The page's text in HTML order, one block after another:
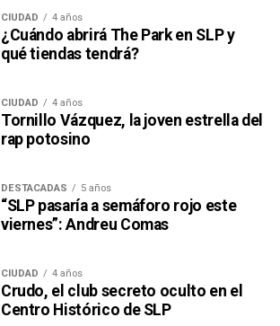
CIUDAD 4 años
¿Cuándo abrirá The Park en SLP y
qué tiendas tendrá?
CIUDAD 4 años
Tornillo Vázquez, la joven estrella del
rap potosino
DESTACADAS 5 años
“SLP pasaría a semáforo rojo este
viernes”: Andreu Comas
CIUDAD 4 años
Crudo, el club secreto oculto en el
Centro Histórico de SLP